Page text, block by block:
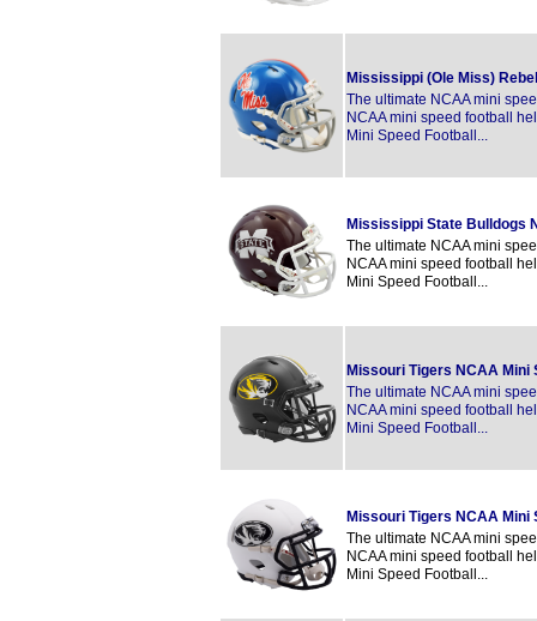
Mississippi (Ole Miss)
The ultimate NCAA mini
NCAA mini speed football
Mini Speed Football...
Mississippi State Bulldogs
The ultimate NCAA mini
NCAA mini speed football
Mini Speed Football...
Missouri Tigers NCAA Mini
The ultimate NCAA mini
NCAA mini speed football
Mini Speed Football...
Missouri Tigers NCAA Mini
The ultimate NCAA mini
NCAA mini speed football
Mini Speed Football...